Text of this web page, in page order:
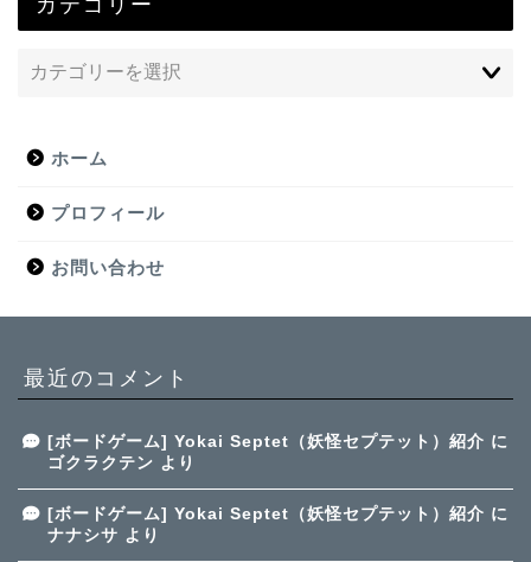
ホーム
プロフィール
お問い合わせ
最近のコメント
[ボードゲーム] Yokai Septet（妖怪セプテット）紹介 に
ゴクラクテン より
[ボードゲーム] Yokai Septet（妖怪セプテット）紹介 に
ナナシサ より